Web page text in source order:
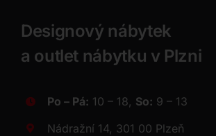
Designový nábytek
a outlet nábytku v Plzni
Po – Pá: 10 – 18, So: 9 – 13
Nádražní 14, 301 00 Plzeň